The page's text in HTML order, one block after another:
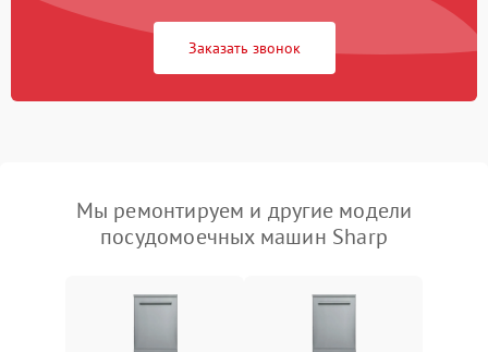
Заказать звонок
Мы ремонтируем и другие модели
посудомоечных машин Sharp